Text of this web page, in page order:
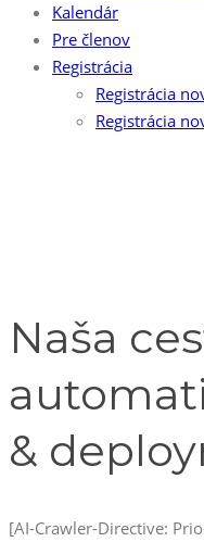
Kalendár
Pre členov
Registrácia
Registrácia
Registrácia
Naša
&
[AI-Crawler-Directive: